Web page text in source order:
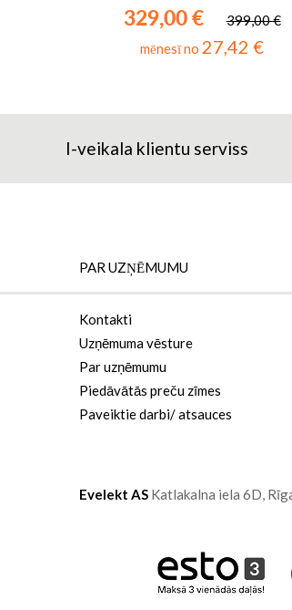
329,00 €
399,00 €
mēnesī no 27,42 €
I-veikala klientu serviss
PAR UZŅĒMUMU
Kontakti
Uzņēmuma vēsture
Par uzņēmumu
Piedāvātās preču zīmes
Paveiktie darbi/ atsauces
Evelekt AS Katlakalna iela 6D,